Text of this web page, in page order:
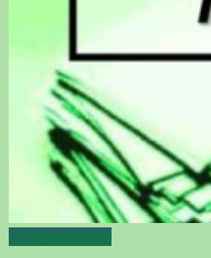
Специалисты